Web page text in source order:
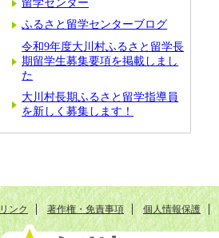
留学センター
ふるさと留学センターブログ
令和9年度大川村ふるさと留学長
期留学生募集要項を掲載しまし
た
大川村長期ふるさと留学指導員
を新しく募集します！
リンク 著作権・免責事項 個人情報保護